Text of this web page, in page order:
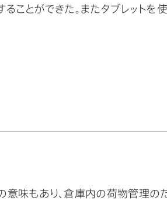
ことができた。またタブレット
味もあり、倉庫内の荷物管理の